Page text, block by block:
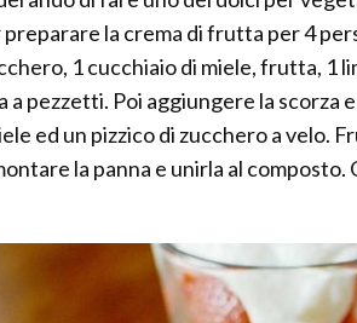
la crema di frutta per 4
1 cucchiaio di miele, frutta, 1
a pezzetti. Poi aggiungere la scorza
ed un pizzico di zucchero a velo.
la panna e unirla al